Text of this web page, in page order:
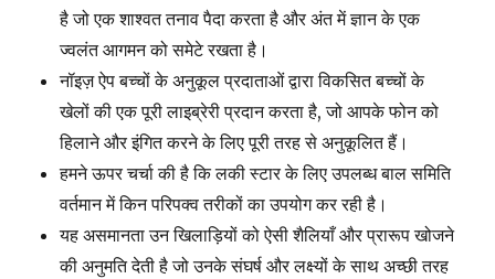
है जो एक शाश्वत तनाव पैदा करता है और अंत में ज्ञान के एक
ज्वलंत आगमन को समेटे रखता है।
नॉइज़ ऐप बच्चों के अनुकूल प्रदाताओं द्वारा विकसित बच्चों के
खेलों की एक पूरी लाइब्रेरी प्रदान करता है, जो आपके फोन को
हिलाने और इंगित करने के लिए पूरी तरह से अनुकूलित हैं।
हमने ऊपर चर्चा की है कि लकी स्टार के लिए उपलब्ध बाल समिति
वर्तमान में किन परिपक्व तरीकों का उपयोग कर रही है।
यह असमानता उन खिलाड़ियों को ऐसी शैलियाँ और प्रारूप खोजने
की अनुमति देती है जो उनके संघर्ष और लक्ष्यों के साथ अच्छी तरह